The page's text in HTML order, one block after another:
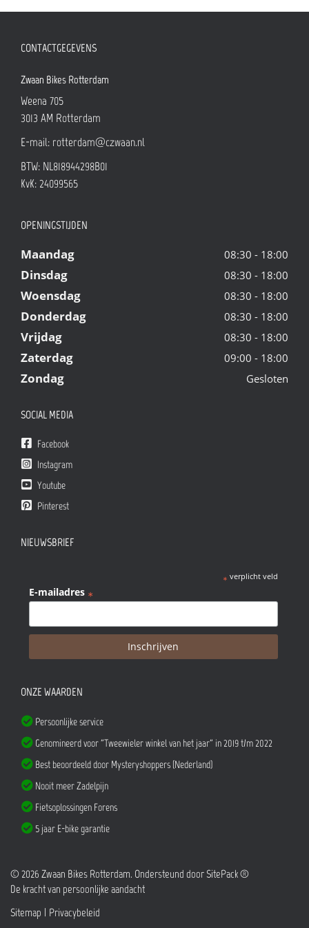
CONTACTGEGEVENS
Zwaan Bikes Rotterdam
Weena 705
3013 AM Rotterdam
E-mail: rotterdam@czwaan.nl
BTW: NL818944298B01
KvK: 24099565
OPENINGSTIJDEN
Maandag 08:30 - 18:00
Dinsdag 08:30 - 18:00
Woensdag 08:30 - 18:00
Donderdag 08:30 - 18:00
Vrijdag 08:30 - 18:00
Zaterdag 09:00 - 18:00
Zondag Gesloten
SOCIAL MEDIA
Facebook
Instagram
Youtube
Pinterest
NIEUWSBRIEF
* verplicht veld
E-mailadres *
ONZE WAARDEN
Persoonlijke service
Genomineerd voor "Tweewieler winkel van het jaar" in 2019 t/m 2022
Best beoordeeld door Mysteryshoppers (Nederland)
Nooit meer Zadelpijn
Fietsoplossingen Forens
5 jaar E-bike garantie
© 2026 Zwaan Bikes Rotterdam. Ondersteund doorSitePack ®
De kracht van persoonlijke aandacht
Sitemap
Privacybeleid